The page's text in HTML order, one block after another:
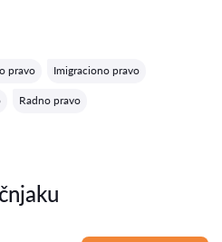
pravo Imigraciono pravo
Radno pravo